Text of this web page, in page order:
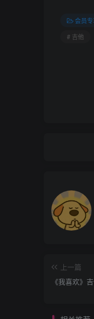
会员
# 吉他
上一篇
《我喜欢》